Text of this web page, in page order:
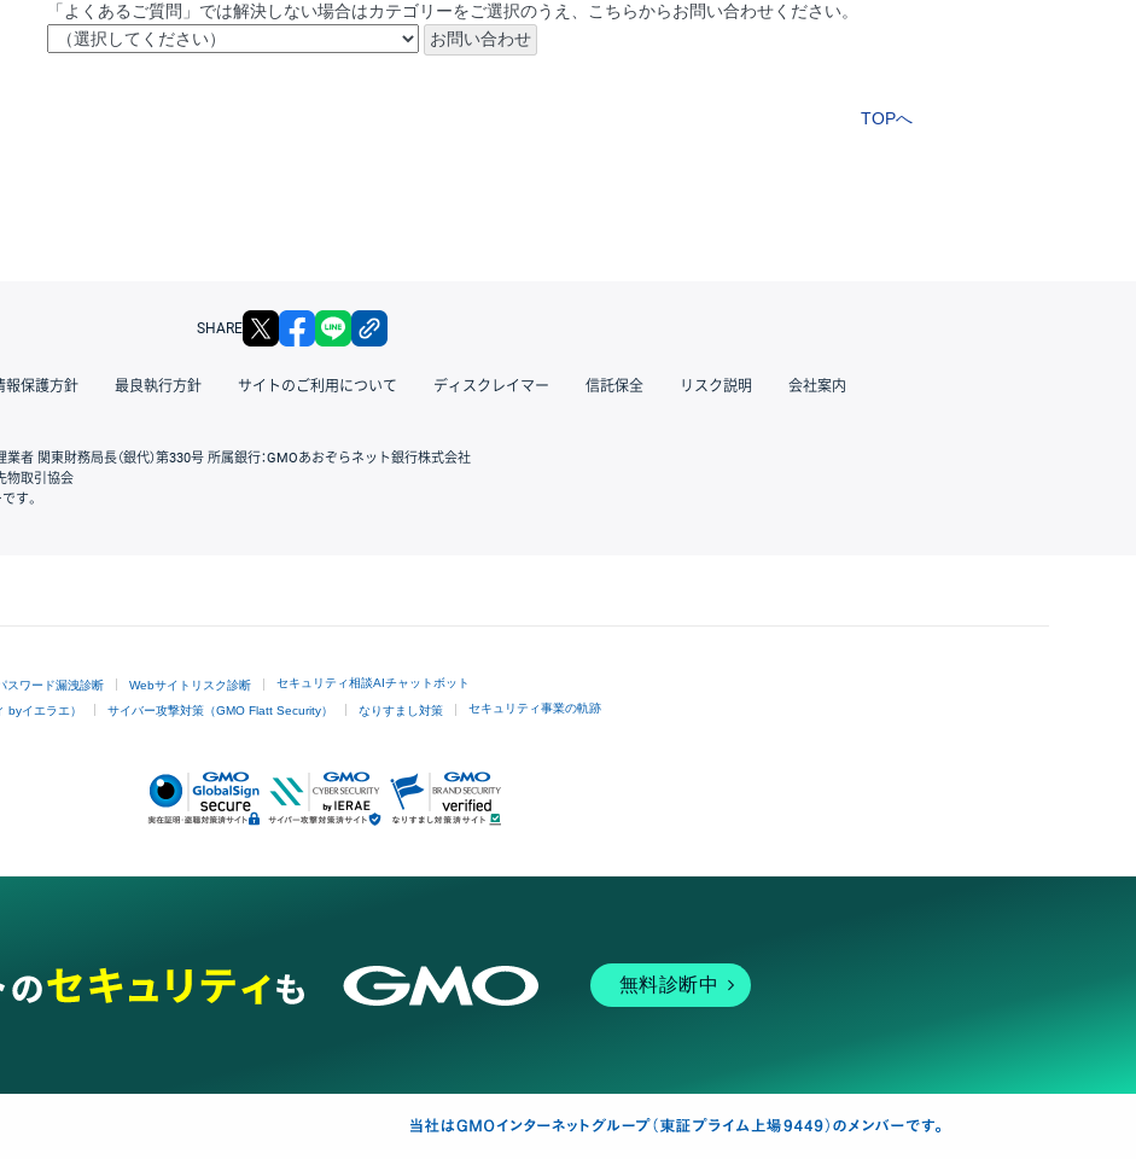
「よくあるご質問」では解決しない場合はカテゴリーをご選択のうえ、こちらからお問い合わせください。
TOPへ
SHARE X facebook
報保護方針 最良執行方針 サイトのご利用について ディスクレイマー 信託保全 リスク説明 会社案内
者 関東財務局長（銀代）第330号 所属銀行：GMOあおぞらネット銀行株式会社
物取引協会
す。
スワード漏洩診断 Webサイトリスク診断 セキュリティ相談AIチャットボット
byイエラエ） サイバー攻撃対策（GMO Flatt Security） なりすまし対策 セキュリティ事業の軌跡
無料診断中